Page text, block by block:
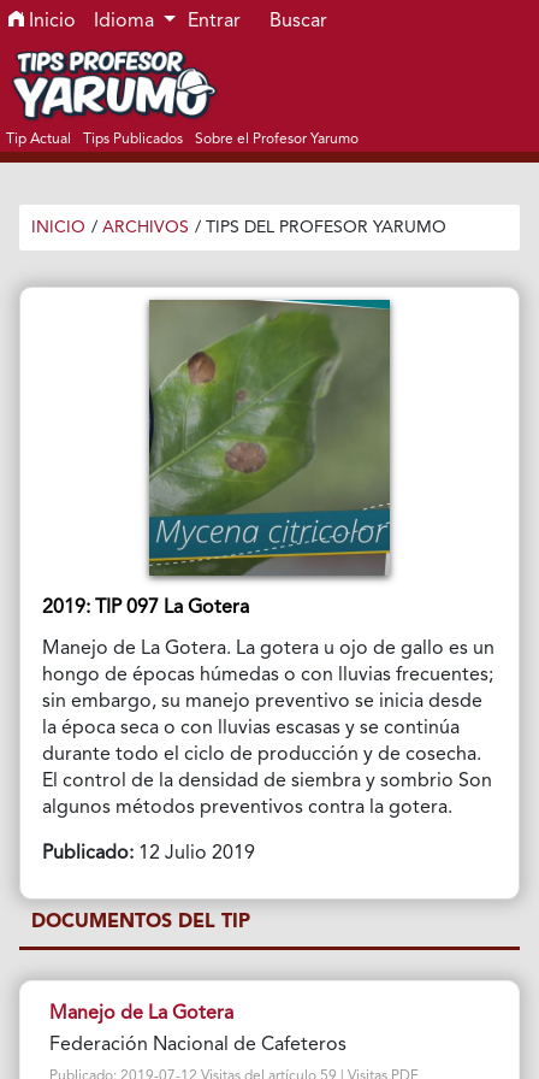
Ir al menú de navegación principal
Ir al contenido principal
Ir al pie de página del sitio
Inicio Idioma Entrar Buscar
Tip Actual Tips Publicados Sobre el Profesor Yarumo
INICIO / ARCHIVOS / TIPS DEL PROFESOR YARUMO
2019: TIP 097 La Gotera
Manejo de La Gotera. La gotera u ojo de gallo es un
hongo de épocas húmedas o con lluvias frecuentes;
sin embargo, su manejo preventivo se inicia desde
la época seca o con lluvias escasas y se continúa
durante todo el ciclo de producción y de cosecha.
El control de la densidad de siembra y sombrio Son
algunos métodos preventivos contra la gotera.
Publicado:12 Julio 2019
DOCUMENTOS DEL TIP
Manejo de La Gotera
Federación Nacional de Cafeteros